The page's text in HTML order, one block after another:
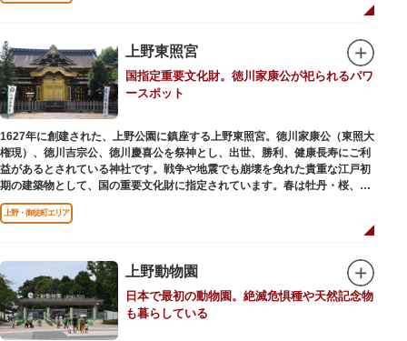
います。戦火を免れた輪王寺門跡御本坊表門、徳川将軍霊廟勅額門など重要
清水観音堂の舞台前に復元された「月の松」は、浮世絵師歌川広重の「名所
江戸百景」にも描かれていることで有名。丸い形の松から不忍池辯天堂を見
下ろす風流な景観は、絶好のフォトスポットとなっています。
東叡山（とうえいざん）という山号は、東の「比叡山延暦寺」を意味してお
り、比叡山や京都の有名寺院になぞらえて上野の山に数多くの堂舎が建立さ
れました。本尊は薬師瑠璃光如来（やくしるりこうにょらい）で、伝教大師
最澄が自ら彫ったと伝えられる秘仏です。徳川歴代将軍の祈祷寺と菩提寺を
兼ね、御霊廟には6名の将軍が埋葬されています。
上野東照宮
国指定重要文化財。徳川家康公が祀られるパワ
ースポット
1627年に創建された、上野公園に鎮座する上野東照宮。徳川家康公（東照大
権現）、徳川吉宗公、徳川慶喜公を祭神とし、出世、勝利、健康長寿にご利
益があるとされている神社です。戦争や地震でも崩壊を免れた貴重な江戸初
期の建築物として、国の重要文化財に指定されています。春は牡丹・桜、秋
は紅葉やダリア展、お正月は初詣や冬ぼたん鑑賞の地として、年間を通して
国内外からの参拝者で賑わうスポットです。
軍・徳川家光公が、日光東照宮までお参りに行けない江戸の人々のために建
てられたそう。社殿内部は文化財保護のため通常は非公開ですが、特別公開
が実施されることもあるので、拝観を申し込んでみてはいかがでしょうか。
授与所では、期間・数量限定のお守りや御朱印も授与されているので要チェ
ック。手塚治虫のユニコのお守りなど愛らしいものがありますよ。
上野・御徒町エリア
上野動物園
日本で最初の動物園。絶滅危惧種や天然記念物
も暮らしている